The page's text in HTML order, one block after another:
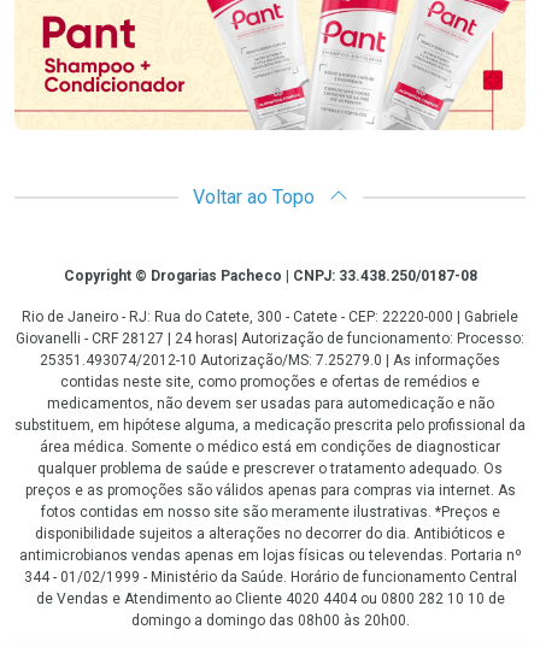
Voltar ao Topo
CopyrightCopyright © Drogarias Pacheco | CNPJ: 33.438.250/0187-08
Rio de Janeiro - RJ: Rua do Catete, 300 - Catete - CEP: 22220-000 | Gabriele
Giovanelli - CRF 28127 | 24 horas| Autorização de funcionamento: Processo:
25351.493074/2012-10 Autorização/MS: 7.25279.0 | As informações
contidas neste site, como promoções e ofertas de remédios e
medicamentos, não devem ser usadas para automedicação e não
substituem, em hipótese alguma, a medicação prescrita pelo profissional da
área médica. Somente o médico está em condições de diagnosticar
qualquer problema de saúde e prescrever o tratamento adequado. Os
preços e as promoções são válidos apenas para compras via internet. As
fotos contidas em nosso site são meramente ilustrativas. *Preços e
disponibilidade sujeitos a alterações no decorrer do dia. Antibióticos e
antimicrobianos vendas apenas em lojas físicas ou televendas. Portaria nº
344 - 01/02/1999 - Ministério da Saúde. Horário de funcionamento Central
de Vendas e Atendimento ao Cliente 4020 4404 ou 0800 282 10 10 de
domingo a domingo das 08h00 às 20h00.